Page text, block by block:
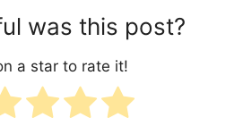
was this post?
a star to rate it!